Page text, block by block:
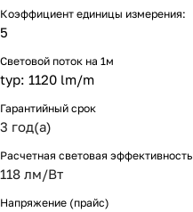
Коэффициент единицы измерения:
5
Световой поток на 1м
typ: 1120 lm/m
Гарантийный срок
3 год(а)
Расчетная световая эффективность
118 лм/Вт
Напряжение (прайс)